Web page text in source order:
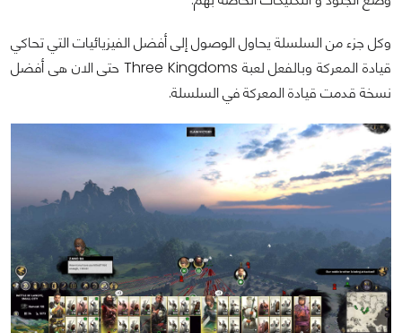
وكل جزء من السلسلة يحاول الوصول إلى أفضل الفيزيائيات التي تحاكي
قيادة المعركة وبالفعل لعبة Three Kingdoms حتى الان هى أفضل
نسخة قدمت قيادة المعركة في السلسلة.